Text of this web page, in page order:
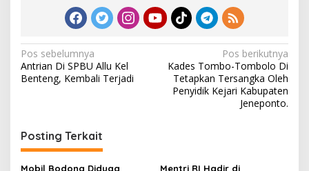
N
a
g
a
Pos sebelumnya
Antrian Di SPBU Allu Kel
Benteng, Kembali Terjadi
Pos berikutnya
Kades Tombo-Tombolo Di
Tetapkan Tersangka Oleh
Penyidik Kejari Kabupaten
Jeneponto.
Posting Terkait
Mobil Bodong Diduga
Mentri RI Hadir di